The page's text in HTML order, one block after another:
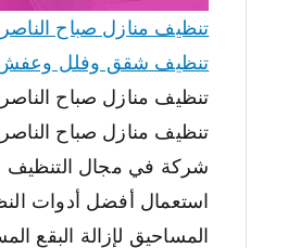
تنظيف شقق وفلل وعفش
تنظيف منازل صباح
تنظيف منازل صباح
شركة في مجال التنظيف
استعمال أفضل أدوات
المساحيق لإزالة البقع